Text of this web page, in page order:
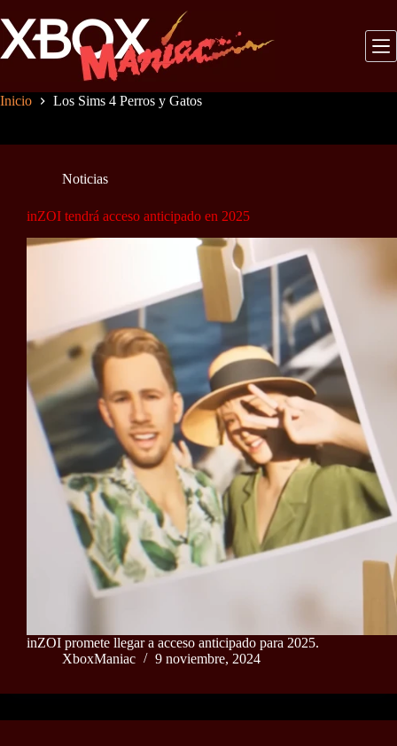
al
contenido
Inicio Los Sims 4 Perros y Gatos
Noticias
inZOI tendrá acceso anticipado en 2025
inZOI promete llegar a acceso anticipado para 2025.
XboxManiac
9 noviembre, 2024